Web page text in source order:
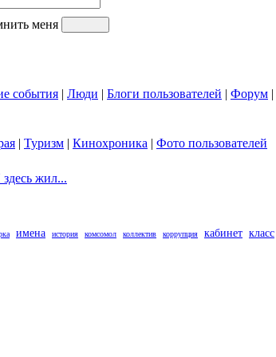
меня
события | Люди | Блоги пользователей | Форум |
| Туризм | Кинохроника | Фото пользователей
здесь жил...
имена история комсомол коллектив коррупция кабинет класс